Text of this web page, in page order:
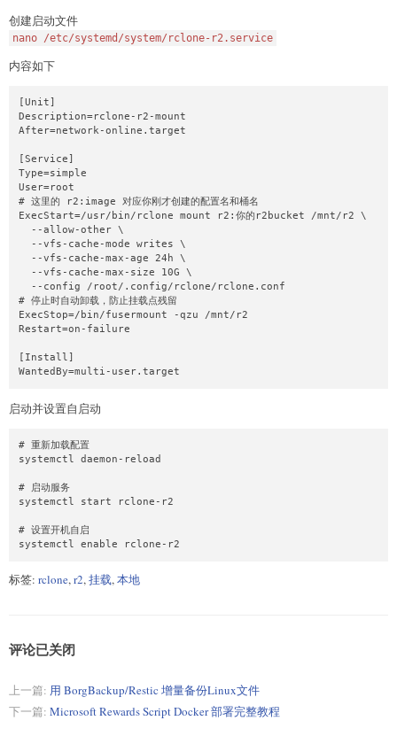
创建启动文件
nano /etc/systemd/system/rclone-r2.service
内容如下
[Unit]
Description=rclone-r2-mount
After=network-online.target
[Service]
Type=simple
User=root
# 这里的 r2:image 对应你刚才创建的配置名和桶名
ExecStart=/usr/bin/rclone mount r2:你的r2bucket /mnt/r2 \
  --allow-other \
  --vfs-cache-mode writes \
  --vfs-cache-max-age 24h \
  --vfs-cache-max-size 10G \
  --config /root/.config/rclone/rclone.conf
# 停止时自动卸载，防止挂载点残留
ExecStop=/bin/fusermount -qzu /mnt/r2
Restart=on-failure
[Install]
WantedBy=multi-user.target
启动并设置自启动
# 重新加载配置
systemctl daemon-reload
# 启动服务
systemctl start rclone-r2
# 设置开机自启
systemctl enable rclone-r2
标签: rclone,r2,挂载,本地
评论已关闭
上一篇: 用 BorgBackup/Restic 增量备份Linux文件
下一篇: Microsoft Rewards Script Docker 部署完整教程